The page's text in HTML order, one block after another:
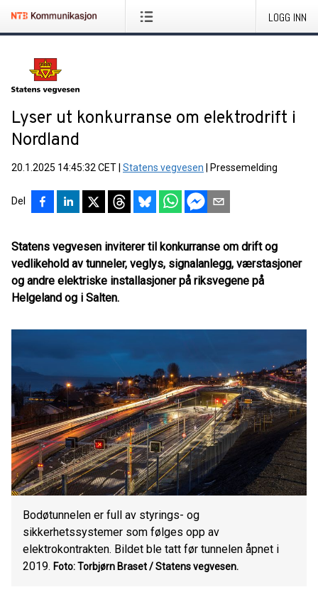
LOGG INN
Lyser ut konkurranse om elektrodrift i
Nordland
20.1.2025 14:45:32 CET Statens vegvesen Pressemelding
Del
Statens vegvesen inviterer til konkurranse om drift og
vedlikehold av tunneler, veglys, signalanlegg, værstasjoner
og andre elektriske installasjoner på riksvegene på
Helgeland og i Salten.
Bodøtunnelen er full av styrings- og
sikkerhetssystemer som følges opp av
elektrokontrakten. Bildet ble tatt før tunnelen åpnet i
2019. Foto: Torbjørn Braset / Statens vegvesen.